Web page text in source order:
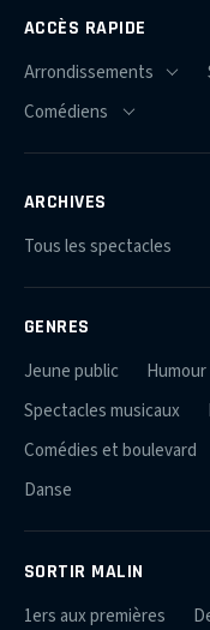
ACCÈS RAPIDE
ARCHIVES
Tous les spectacles
GENRES
Jeune public
Spectacles musicaux
Comédies et boulevard
Danse
SORTIR MALIN
1ers aux premières